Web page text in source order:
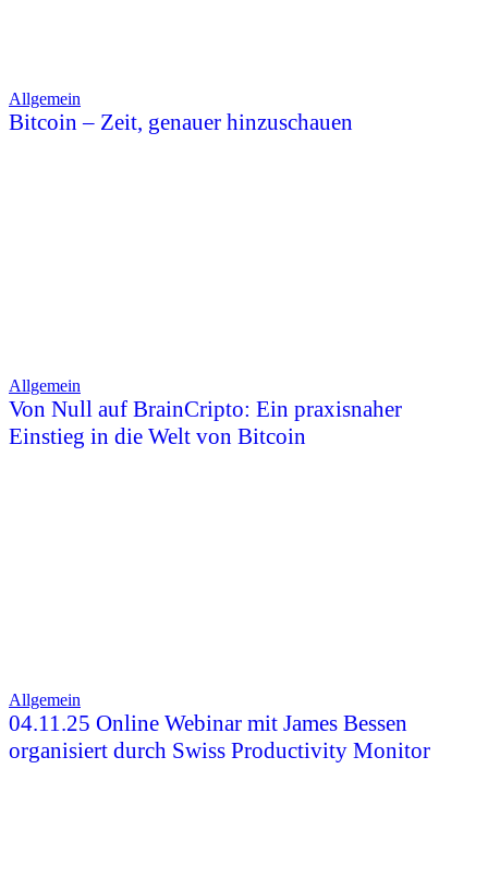
Allgemein
Bitcoin – Zeit, genauer hinzuschauen
Allgemein
Von Null auf BrainCripto: Ein praxisnaher
Einstieg in die Welt von Bitcoin
Allgemein
04.11.25 Online Webinar mit James Bessen
organisiert durch Swiss Productivity Monitor